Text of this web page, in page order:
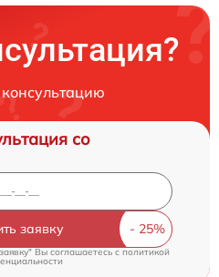
со
заявку
Вы соглашаетесь cполитикой